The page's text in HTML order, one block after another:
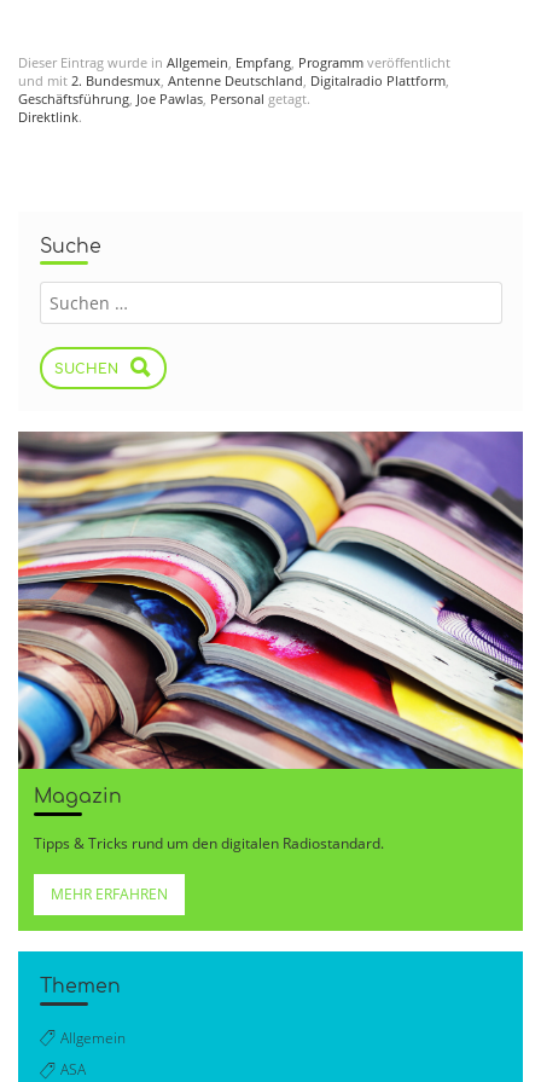
Dieser Eintrag wurde in Allgemein, Empfang, Programm veröffentlicht
und mit 2. Bundesmux, Antenne Deutschland, Digitalradio Plattform,
Geschäftsführung, Joe Pawlas, Personal getagt.
Direktlink.
Suche
SUCHEN
Magazin
Tipps & Tricks rund um den digitalen Radiostandard.
MEHR ERFAHREN
Themen
Allgemein
ASA